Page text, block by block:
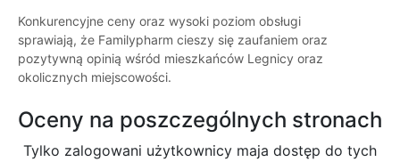
Konkurencyjne ceny oraz wysoki poziom obsługi
sprawiają, że Familypharm cieszy się zaufaniem oraz
pozytywną opinią wśród mieszkańców Legnicy oraz
okolicznych miejscowości.
Oceny na poszczególnych stronach
Tylko zalogowani użytkownicy maja dostęp do tych